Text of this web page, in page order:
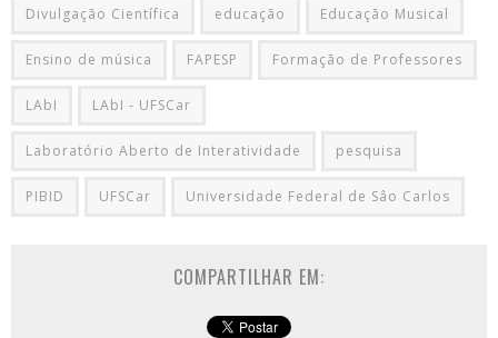
Divulgação Científica educação Educação Musical
Ensino de música FAPESP Formação de Professores
LAbI LAbI - UFSCar
Laboratório Aberto de Interatividade pesquisa
PIBID UFSCar Universidade Federal de Sâo Carlos
COMPARTILHAR EM: